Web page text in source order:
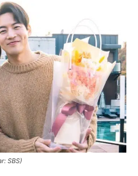
SBS)